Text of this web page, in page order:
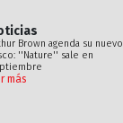
Brown agenda su nuevo
''Nature'' sale en
más